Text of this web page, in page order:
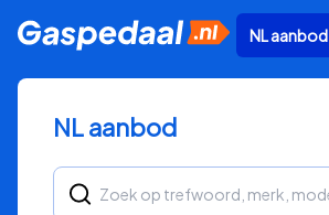
NL aanbod
NL aanbod